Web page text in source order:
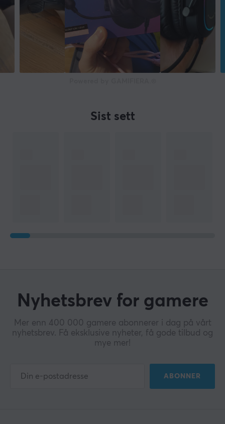
Sist sett
Nyhetsbrev for gamere
Mer enn 400 000 gamere abonnerer i dag på vårt
nyhetsbrev. Få eksklusive nyheter, få gode tilbud og
mye mer!
ABONNER